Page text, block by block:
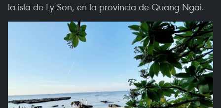
la isla de Ly Son, en la provincia de Quang Ngai.